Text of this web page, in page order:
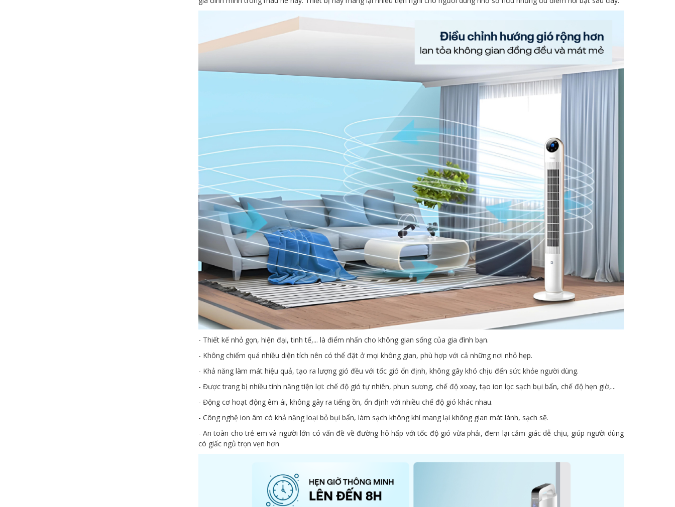
- Thiết kế nhỏ gọn, hiện đại, tinh tế,... là điểm nhấn cho không gian sống của gia đình bạn.
- Không chiếm quá nhiều diện tích nên có thể đặt ở mọi không gian, phù hợp với cả những nơi nhỏ hẹp.
- Khả năng làm mát hiệu quả, tạo ra lượng gió đều với tốc gió ổn định, không gây khó chịu đến sức khỏe người dùng.
- Được trang bị nhiều tính năng tiện lợi: chế độ gió tự nhiên, phun sương, chế độ xoay, tạo ion lọc sạch bụi bẩn, chế độ hẹn giờ,...
- Động cơ hoạt động êm ái, không gây ra tiếng ồn, ổn định với nhiều chế độ gió khác nhau.
- Công nghệ ion âm có khả năng loại bỏ bụi bẩn, làm sạch không khí mang lại không gian mát lành, sạch sẽ.
- An toàn cho trẻ em và người lớn có vấn đề về đường hô hấp với tốc độ gió vừa phải, đem lại cảm giác dễ chịu, giúp người dùng
có giấc ngủ trọn vẹn hơn